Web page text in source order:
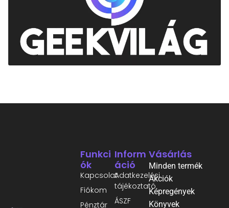
Inform
Áció
Adatkezelési
tájékoztató
ÁSZF
Funkci
Ók
Kapcsolat
Fiókom
Pénztár
Vásárlás
Minden termék
Akciók
Képregények
Könyvek